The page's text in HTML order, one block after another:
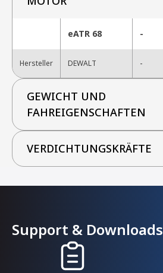
eATR 68 -
Hersteller DEWALT -
GEWICHT UND
FAHREIGENSCHAFTEN
VERDICHTUNGSKRÄFTE
Support & Downloads